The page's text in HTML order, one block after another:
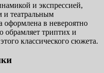
и экспрессией,
и театральным
оформлена в невероятно
обрамляет триптих и
классического сюжета.